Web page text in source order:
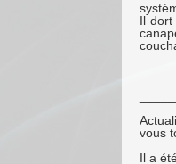
Il
vous
Il a